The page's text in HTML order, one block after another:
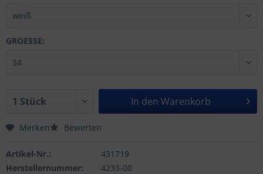
GROESSE:
In den Warenkorb
Merken Bewerten
Artikel-Nr.:
431719
Herstellernummer:
4233-00